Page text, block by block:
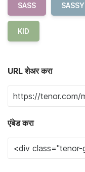
SASS SASSY
KID
URL शेअर करा
एंबेड करा